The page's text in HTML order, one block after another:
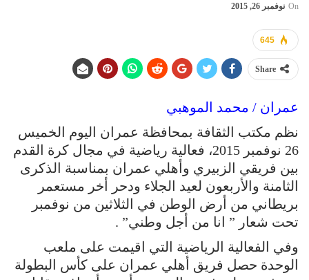
On نوفمبر 26, 2015
645
Share
عمران / محمد الموهبي
نظم مكتب الثقافة بمحافظة عمران اليوم الخميس
26 نوفمبر 2015، فعالية رياضية في مجال كرة القدم
بين فريقي الزبيري وأهلي عمران بمناسبة الذكرى
الثامنة والأربعون لعيد الجلاء ودحر أخر مستعمر
بريطاني من أرض الوطن في الثلاثين من نوفمبر
تحت شعار ” انا من أجل وطني” .
وفي الفعالية الرياضية التي اقيمت على ملعب
الوحدة حصل فريق أهلي عمران على كأس البطولة